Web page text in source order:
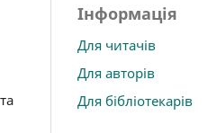
Інформація
Для читачів
Для авторів
Для бібліотекарів